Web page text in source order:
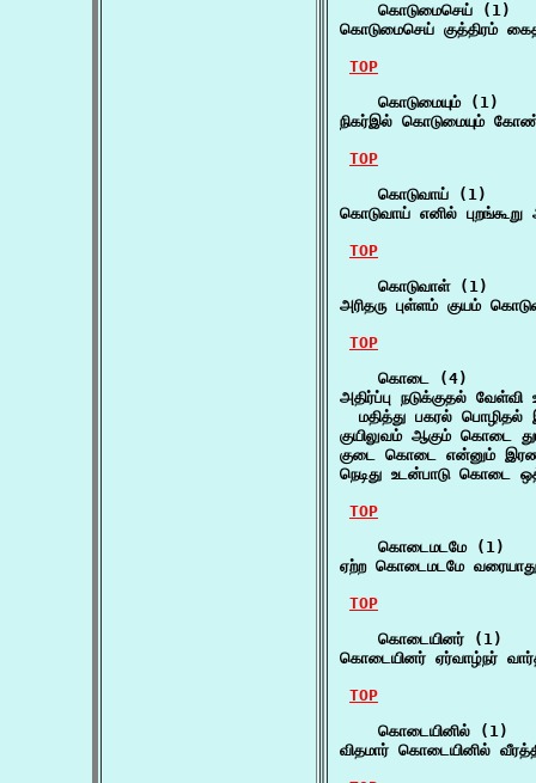
    கொடுமைசெய் (1)
கொடுமைசெய் குத்திரம்
TOP
    கொடுமையும் (1)
நிகர்இல் கொடுமையும்
TOP
    கொடுவாய் (1)
கொடுவாய் எனில்
TOP
    கொடுவாள் (1)
அரிதரு புள்ளம் குயம்
TOP
    கொடை (4)
அதிர்ப்பு நடுக்குதல்
மதித்து பகரல்
குயிலுவம் ஆகும் கொடை
குடை கொடை என்னும்
நெடிது உடன்பாடு
TOP
    கொடைமடமே (1)
ஏற்ற கொடைமடமே
TOP
    கொடையினர் (1)
கொடையினர் ஏர்வாழ்நர்
TOP
    கொடையினில் (1)
விதமார் கொடையினில்